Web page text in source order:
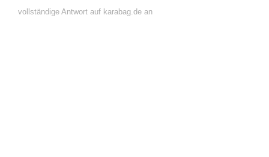
vollständige Antwort auf karabag.de an